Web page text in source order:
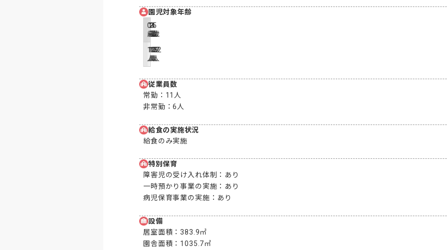
園児対象年齢
0
歳
1
歳
2
歳
3
歳
4
歳
5
歳
10
人
10
人
15
人
17
人
22
人
22
人
従業員数
常勤： 11人
非常勤：6人
給食の実施状況
給食のみ実施
特別保育
障害児の受け入れ体制： あり
一時預かり事業の実施： あり
病児保育事業の実施： あり
設備
居室面積：383.9㎡
園舎面積： 1035.7㎡